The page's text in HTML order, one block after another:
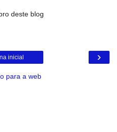
deste blog
›
inicial
para a web